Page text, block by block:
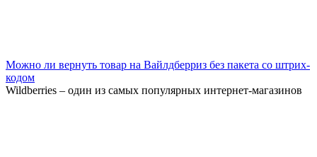
Можно ли вернуть товар на Вайлдберриз без пакета со штрих-
кодом
Wildberries – один из самых популярных интернет-магазинов